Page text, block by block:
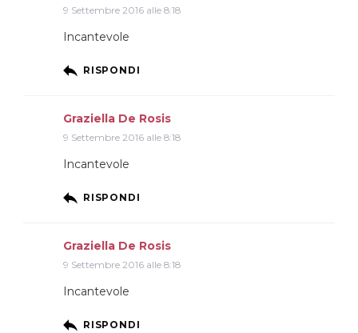
9 Settembre 2016 alle 8:18
Incantevole
RISPONDI
Graziella De Rosis
9 Settembre 2016 alle 8:18
Incantevole
RISPONDI
Graziella De Rosis
9 Settembre 2016 alle 8:18
Incantevole
RISPONDI